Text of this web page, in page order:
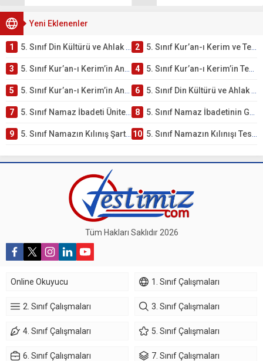
Yeni Eklenenler
1 5. Sınıf Din Kültürü ve Ahlak Bilgisi 2. Ünite: Kur’an-ı Kerim Çalışmaları 2 5. Sınıf Kur’an-ı Kerim ve Temel Özellikleri Testi – Online Çöz
3 5. Sınıf Kur’an-ı Kerim’in Ana Konuları Testi – Online Çöz 4 5. Sınıf Kur’an-ı Kerim’in Temel Özellikleri ve Önemi Testi – Online Çöz
5 5. Sınıf Kur’an-ı Kerim’in Anlamı ve Önemi Testi – Online Çöz 6 5. Sınıf Din Kültürü ve Ahlak Bilgisi 2. Ünite: Namaz İbadeti Çalışmaları
7 5. Sınıf Namaz İbadeti Ünite Testi – Online Çöz 8 5. Sınıf Namaz İbadetinin Getirdiği Faydalar Testi
9 5. Sınıf Namazın Kılınış Şartları Testi 10 5. Sınıf Namazın Kılınışı Testi – Online Çöz
Tüm Hakları Saklıdır 2026
Online Okuyucu 1. Sınıf Çalışmaları
2. Sınıf Çalışmaları 3. Sınıf Çalışmaları
4. Sınıf Çalışmaları 5. Sınıf Çalışmaları
6. Sınıf Çalışmaları 7. Sınıf Çalışmaları